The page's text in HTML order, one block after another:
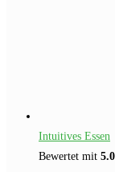
Intuitives Essen
Bewertet mit